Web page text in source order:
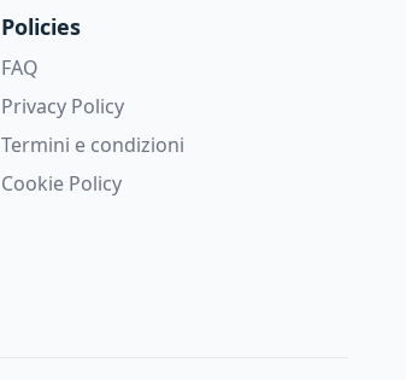
Policies
FAQ
Privacy Policy
Termini e condizioni
Cookie Policy